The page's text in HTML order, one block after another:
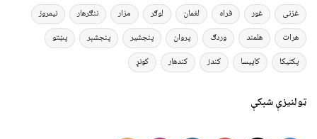
غزنی غور فراه لغمان لوګر مزار ننګرهار
نیمروز
هرات
هلمند وردګ پروان پنجشیر پنجشېر
پښتو
پکتیکا
کاپیسا کندز کندهار کونړ
ټولنیزې شبکې